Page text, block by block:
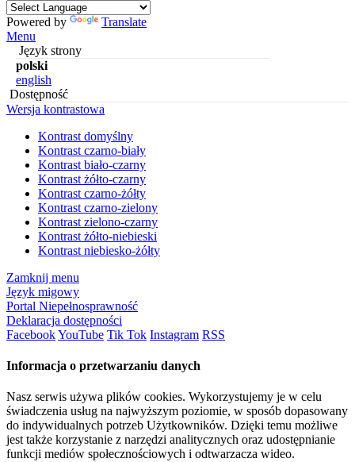
Powered by
Translate
Menu
Język strony
polski
english
Dostępność
Wersja kontrastowa
Kontrast domyślny
Kontrast czarno-biały
Kontrast biało-czarny
Kontrast żółto-czarny
Kontrast czarno-żółty
Kontrast czarno-zielony
Kontrast zielono-czarny
Kontrast żółto-niebieski
Kontrast niebiesko-żółty
Zamknij menu
Język migowy
Portal Niepełnosprawność
Deklaracja dostępności
FacebookYouTube Tik Tok Instagram RSS
Informacja o przetwarzaniu danych
Nasz serwis używa plików cookies. Wykorzystujemy je w celu
świadczenia usług na najwyższym poziomie, w sposób dopasowany
do indywidualnych potrzeb Użytkowników. Dzięki temu możliwe
jest także korzystanie z narzędzi analitycznych oraz udostępnianie
funkcji mediów społecznościowych i odtwarzacza wideo.